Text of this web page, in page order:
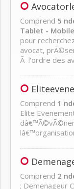
Comprend 5
Tablet - Mobile
pour
avocat,
Ã l'ordre des
Comprend 1
Elite
Comprend 2
; Demenageur